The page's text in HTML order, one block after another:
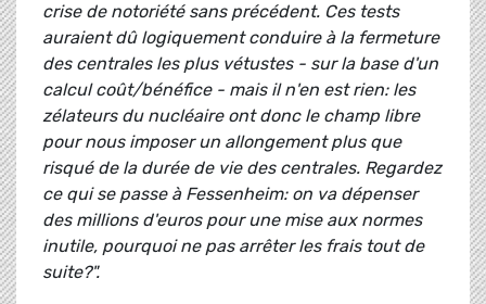
crise de notoriété sans précédent. Ces tests
auraient dû logiquement conduire à la fermeture
des centrales les plus vétustes - sur la base d'un
calcul coût/bénéfice - mais il n'en est rien: les
zélateurs du nucléaire ont donc le champ libre
pour nous imposer un allongement plus que
risqué de la durée de vie des centrales. Regardez
ce qui se passe à Fessenheim: on va dépenser
des millions d'euros pour une mise aux normes
inutile, pourquoi ne pas arrêter les frais tout de
suite?".